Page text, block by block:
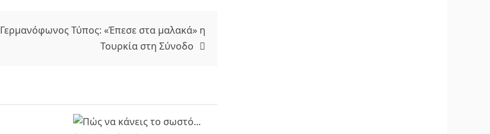
Γερμανόφωνος Τύπος: «Έπεσε στα μαλακά» η
Τουρκία στη Σύνοδο